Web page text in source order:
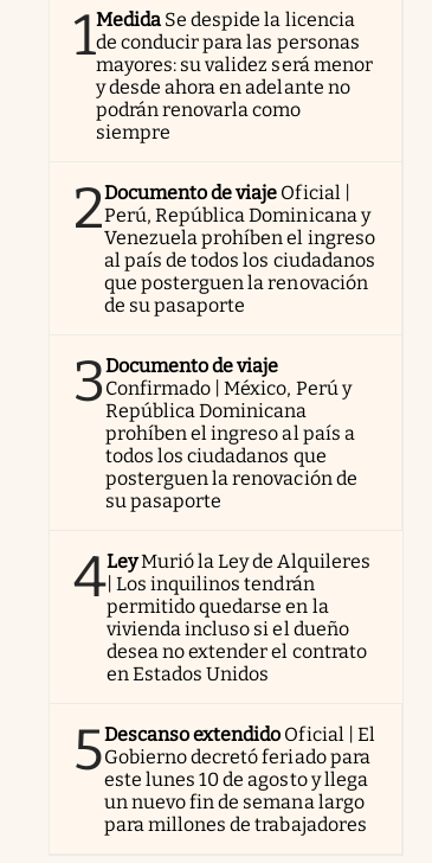
1Medida Se despide la licencia
de conducir para las personas
mayores: su validez será menor
y desde ahora en adelante no
podrán renovarla como
siempre
2Documento de viaje Oficial |
Perú, República Dominicana y
Venezuela prohíben el ingreso
al país de todos los ciudadanos
que posterguen la renovación
de su pasaporte
3Documento de viaje
Confirmado | México, Perú y
República Dominicana
prohíben el ingreso al país a
todos los ciudadanos que
posterguen la renovación de
su pasaporte
4LeyMurió la Ley de Alquileres
| Los inquilinos tendrán
permitido quedarse en la
vivienda incluso si el dueño
desea no extender el contrato
en Estados Unidos
5Descanso extendido Oficial | El
Gobierno decretó feriado para
este lunes 10 de agosto y llega
un nuevo fin de semana largo
para millones de trabajadores